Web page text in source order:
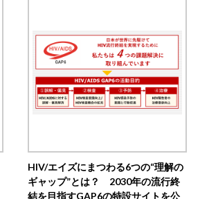
HIV/エイズにまつわる6つの“理解の
ギャップ”とは？ 2030年の流行終
結を目指すGAP6の特設サイトを公